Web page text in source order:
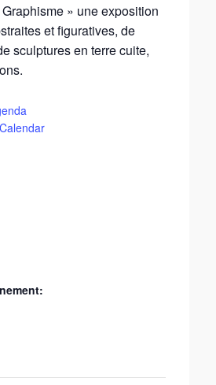
» une exposition
et figuratives, de
sculptures en terre cuite,